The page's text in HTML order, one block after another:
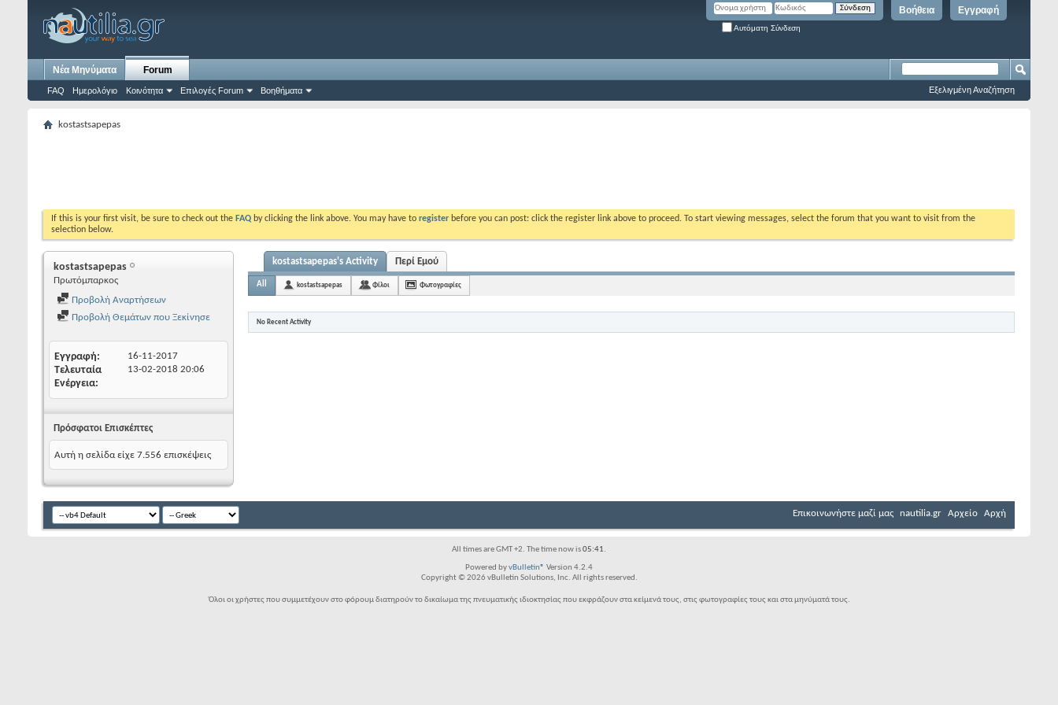
Εγγραφή
Βοήθεια
Αυτόματη Σύνδεση
Νέα Μηνύματα Forum
FAQ Ημερολόγιο Κοινότητα Επιλογές Forum Βοηθήματα Εξελιγμένη Αναζήτηση
kostastsapepas
If this is your first visit, be sure to check out the FAQ by clicking the link above. You may have to register before you can post: click the register link above to proceed. To start viewing messages, select the forum that you want to visit from the
selection below.
kostastsapepas
Πρωτόμπαρκος
Προβολή Αναρτήσεων
Προβολή Θεμάτων που Ξεκίνησε
Εγγραφή 16-11-2017
Τελευταία
Ενέργεια
13-02-2018 20:06
Πρόσφατοι Επισκέπτες
Αυτή η σελίδα είχε 7.556 επισκέψεις
kostastsapepas's Activity Περί Εμού
All kostastsapepas Φίλοι Φωτογραφίες
No Recent Activity
Επικοινωνήστε μαζί μας nautilia.gr Αρχείο Αρχή
All times are GMT +2. The time now is05:41.
Powered byvBulletin® Version 4.2.4
Copyright © 2026 vBulletin Solutions, Inc. All rights reserved.
Όλοι οι χρήστες που συμμετέχουν στο φόρουμ διατηρούν το δικαίωμα της πνευματικής ιδιοκτησίας που εκφράζουν στα κείμενά τους, στις φωτογραφίες τους και στα μηνύματά τους.